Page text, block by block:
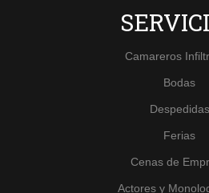
Camareros
Bodas
Despedidas
Ferias
Cenas de
Actores y